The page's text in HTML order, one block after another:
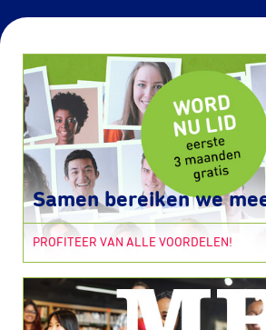
Samen bereiken we
PROFITEER VAN ALLE VOORDELEN!